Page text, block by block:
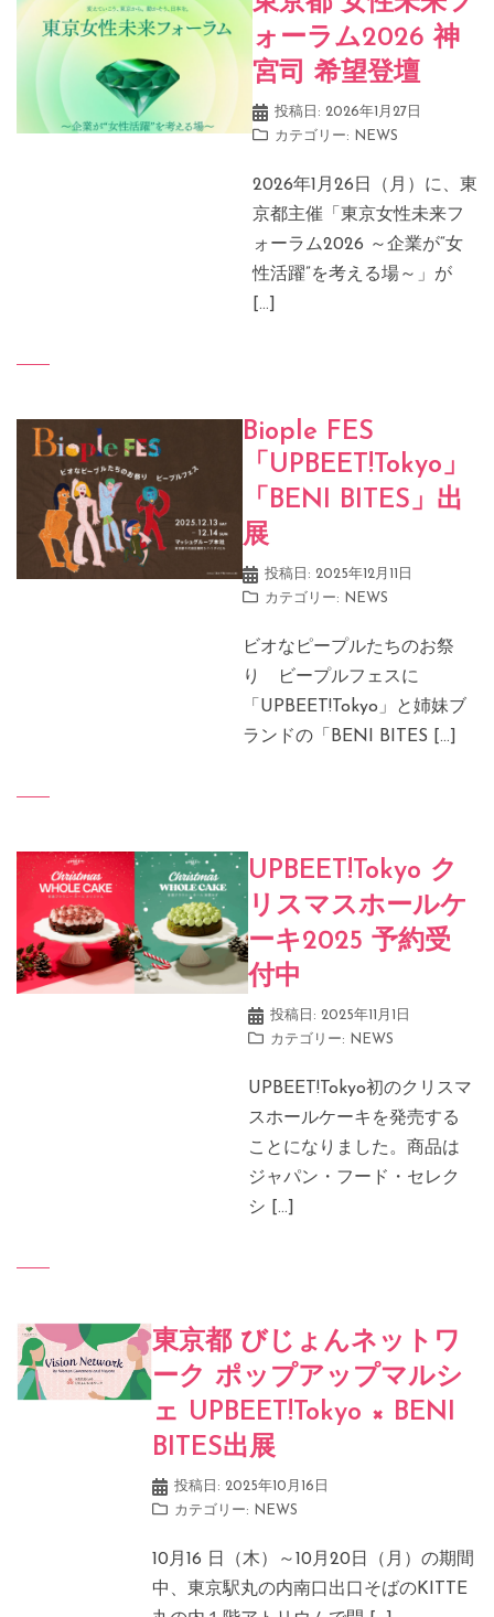
ォーラム2026 神
宮司 希望登壇
投稿日: 2026年1月27日
カテゴリー:
NEWS
2026年1月26日（月）に、東
京都主催「東京女性未来フ
ォーラム2026 ～企業が“女
性活躍”を考える場～」が
[…]
Biople FES
「UPBEET!Tokyo」
「BENI BITES」出
展
投稿日: 2025年12月11日
カテゴリー:
NEWS
ビオなピープルたちのお祭
り ビープルフェスに
「UPBEET!Tokyo」と姉妹ブ
ランドの「BENI BITES […]
UPBEET!Tokyo ク
リスマスホールケ
ーキ2025 予約受
付中
投稿日: 2025年11月1日
カテゴリー:
NEWS
UPBEET!Tokyo初のクリスマ
スホールケーキを発売する
ことになりました。商品は
ジャパン・フード・セレク
シ […]
東京都 びじょんネットワ
ーク ポップアップマルシ
ェ UPBEET!Tokyo × BENI
BITES出展
投稿日: 2025年10月16日
カテゴリー:
NEWS
10月16 日（木）～10月20日（月）の期間
中、東京駅丸の内南口出口そばのKITTE